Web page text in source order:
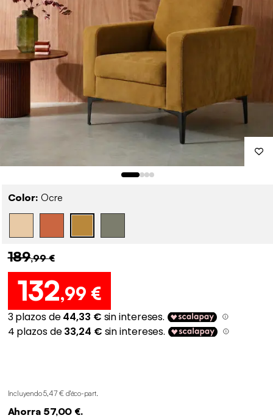
Color: Ocre
189,99 €
132,99 €
Incluyendo 5,47 € d'éco-part.
Ahorra 57,00 €.